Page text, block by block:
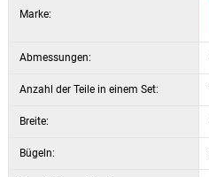
Marke:
Abmessungen:
Anzahl der Teile in einem Set:
Breite:
Bügeln: